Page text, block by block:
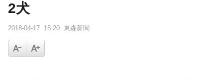
2犬
2018-04-17 15:20 東森新聞